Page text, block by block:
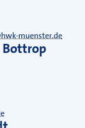
muenster.de
Bottrop